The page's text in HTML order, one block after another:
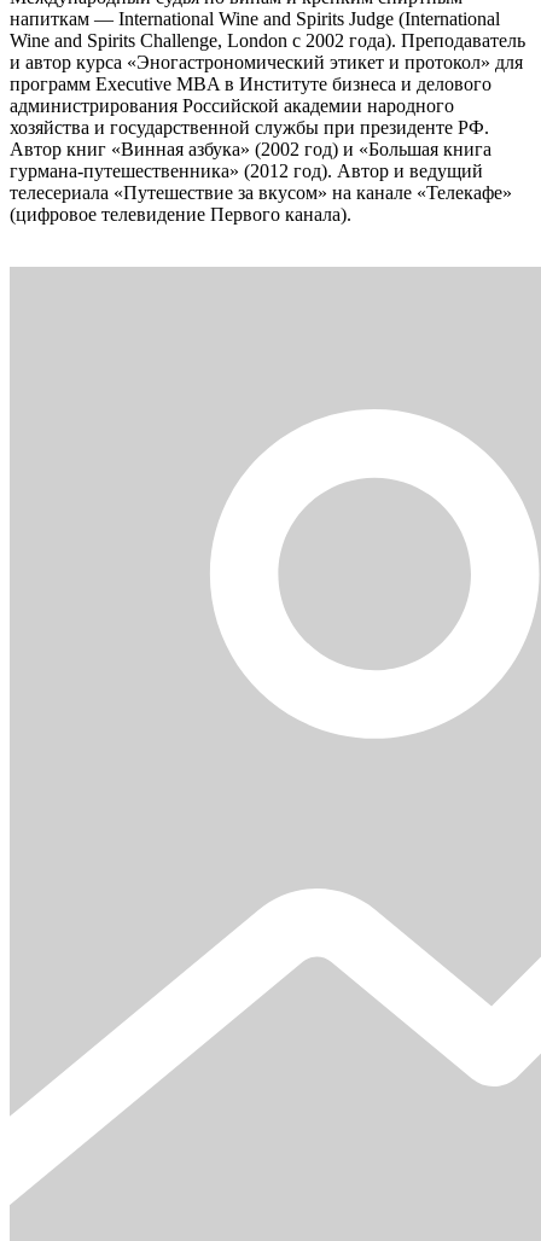
напиткам — International Wine and Spirits Judge (International
Wine and Spirits Challenge, London с 2002 года). Преподаватель
и автор курса «Эногастрономический этикет и протокол» для
программ Executive MBA в Институте бизнеса и делового
администрирования Российской академии народного
хозяйства и государственной службы при президенте РФ.
Автор книг «Винная азбука» (2002 год) и «Большая книга
гурмана-путешественника» (2012 год). Автор и ведущий
телесериала «Путешествие за вкусом» на канале «Телекафе»
(цифровое телевидение Первого канала).